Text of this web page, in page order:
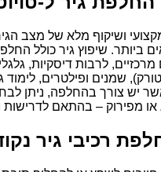
ושיקוף מלא של מצב
ביותר. שיפוץ גיר כולל
מרכזיים, לרבות דיסקיות,
שמנים ופילטרים, לימוד
יש צורך בהחלפה, ניתן
או מפירוק – בהתאם לדרישות
רכיבי גיר